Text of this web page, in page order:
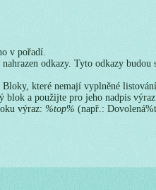
v pořadí.
odkazy. Tyto odkazy
které nemají vyplněné
blok a použijte pro jeho nadpis
výraz: %top% (např.: